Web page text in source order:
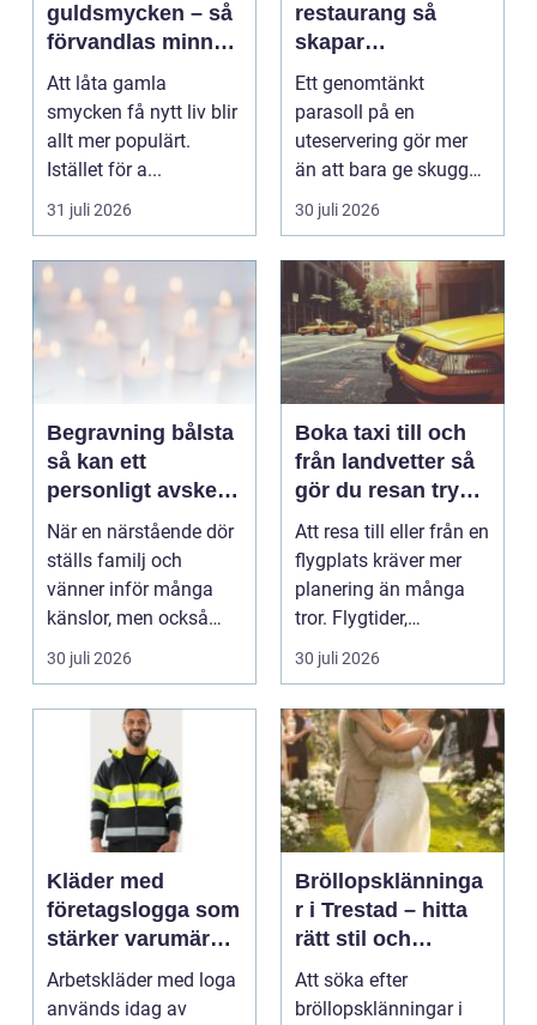
guldsmycken – så
förvandlas minnen
till nya favoriter
Att låta gamla
smycken få nytt liv blir
allt mer populärt.
Istället för a...
31 juli 2026
restaurang så
skapar
uteserveringen rätt
känsla året runt
Ett genomtänkt
parasoll på en
uteservering gör mer
än att bara ge skugga.
Det påverkar hur länge
gäs...
30 juli 2026
Begravning bålsta
så kan ett
personligt avsked
formas
När en närstående dör
ställs familj och
vänner inför många
känslor, men också
praktiska beslut. En b...
30 juli 2026
Boka taxi till och
från landvetter så
gör du resan trygg
och smidig
Att resa till eller från en
flygplats kräver mer
planering än många
tror. Flygtider,
packning, säker...
30 juli 2026
Kläder med
företagslogga som
stärker varumärket
varje dag
Arbetskläder med loga
används idag av
Bröllopsklänninga
r i Trestad – hitta
rätt stil och
passform inför den
stora dagen
Att söka efter
bröllopsklänningar i